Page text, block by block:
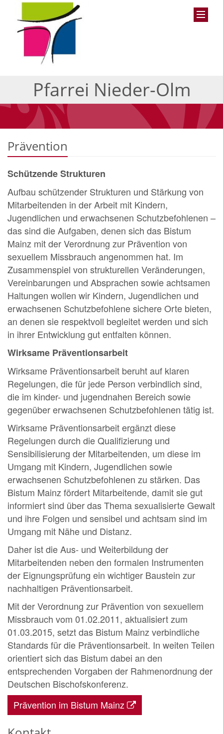
Pfarrei Nieder-Olm
Prävention
Schützende Strukturen
Aufbau schützender Strukturen und Stärkung von
Mitarbeitenden in der Arbeit mit Kindern,
Jugendlichen und erwachsenen Schutzbefohlenen –
das sind die Aufgaben, denen sich das Bistum
Mainz mit der Verordnung zur Prävention von
sexuellem Missbrauch angenommen hat. Im
Zusammenspiel von strukturellen Veränderungen,
Vereinbarungen und Absprachen sowie achtsamen
Haltungen wollen wir Kindern, Jugendlichen und
erwachsenen Schutzbefohlene sichere Orte bieten,
an denen sie respektvoll begleitet werden und sich
in ihrer Entwicklung gut entfalten können.
Wirksame Präventionsarbeit
Wirksame Präventionsarbeit beruht auf klaren
Regelungen, die für jede Person verbindlich sind,
die im kinder- und jugendnahen Bereich sowie
gegenüber erwachsenen Schutzbefohlenen tätig ist.
Wirksame Präventionsarbeit ergänzt diese
Regelungen durch die Qualifizierung und
Sensibilisierung der Mitarbeitenden, um diese im
Umgang mit Kindern, Jugendlichen sowie
erwachsenen Schutzbefohlenen zu stärken. Das
Bistum Mainz fördert Mitarbeitende, damit sie gut
informiert sind über das Thema sexualisierte Gewalt
und ihre Folgen und sensibel und achtsam sind im
Umgang mit Nähe und Distanz.
Daher ist die Aus- und Weiterbildung der
Mitarbeitenden neben den formalen Instrumenten
der Eignungsprüfung ein wichtiger Baustein zur
nachhaltigen Präventionsarbeit.
Mit der Verordnung zur Prävention von sexuellem
Missbrauch vom 01.02.2011, aktualisiert zum
01.03.2015, setzt das Bistum Mainz verbindliche
Standards für die Präventionsarbeit. In weiten Teilen
orientiert sich das Bistum dabei an den
entsprechenden Vorgaben der Rahmenordnung der
Deutschen Bischofskonferenz.
Prävention im Bistum Mainz